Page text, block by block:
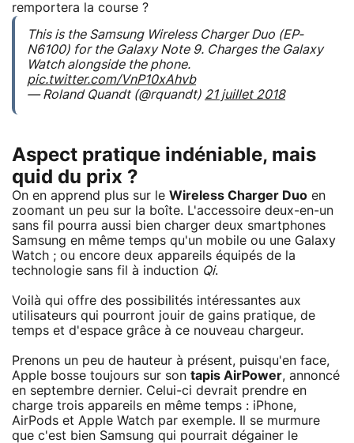
remportera la course ?
This is the Samsung Wireless Charger Duo (EP-
N6100) for the Galaxy Note 9. Charges the Galaxy
Watch alongside the phone.
pic.twitter.com/VnP10xAhvb
— Roland Quandt (@rquandt) 21 juillet 2018
Aspect pratique indéniable, mais
quid du prix ?
On en apprend plus sur le Wireless Charger Duo en
zoomant un peu sur la boîte. L'accessoire deux-en-un
sans fil pourra aussi bien charger deux smartphones
Samsung en même temps qu'un mobile ou une Galaxy
Watch ; ou encore deux appareils équipés de la
technologie sans fil à induction Qi.
Voilà qui offre des possibilités intéressantes aux
utilisateurs qui pourront jouir de gains pratique, de
temps et d'espace grâce à ce nouveau chargeur.
Prenons un peu de hauteur à présent, puisqu'en face,
Apple bosse toujours sur son tapis AirPower, annoncé
en septembre dernier. Celui-ci devrait prendre en
charge trois appareils en même temps : iPhone,
AirPods et Apple Watch par exemple. Il se murmure
que c'est bien Samsung qui pourrait dégainer le